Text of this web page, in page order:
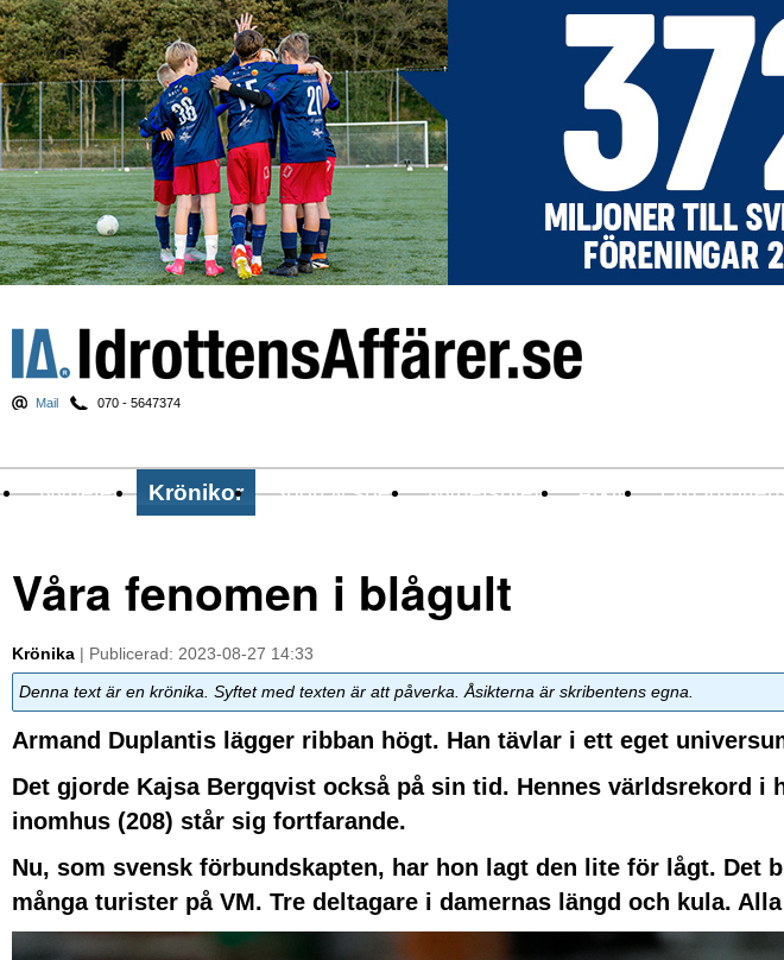
Mail 070 - 5647374
Nyheter Krönikor Sport & spel Nyhetsbrev Arkiv Om
Våra fenomen i blågult
Krönika | Publicerad: 2023-08-27 14:33
Denna text är en krönika. Syftet med texten är att påverka. Åsikterna är skribentens egna.
Armand Duplantis lägger ribban högt. Han tävlar i ett eget
Det gjorde Kajsa Bergqvist också på sin tid. Hennes världsrekord i
inomhus (208) står sig fortfarande.
Nu, som svensk förbundskapten, har hon lagt den lite för lågt. Det
många turister på VM. Tre deltagare i damernas längd och kula.